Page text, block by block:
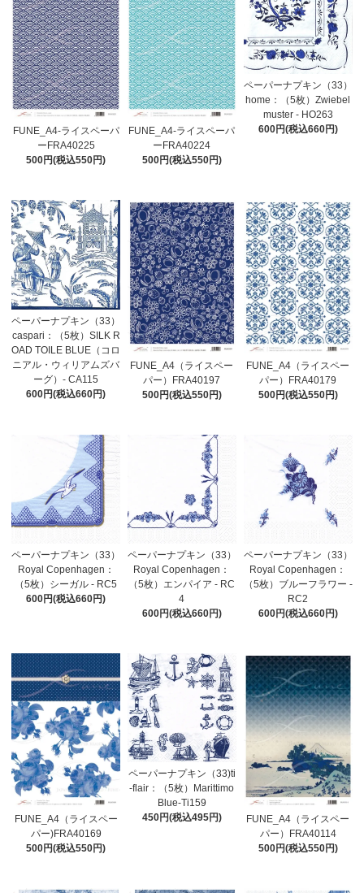
FUNE_A4-ライスペーパ
ーFRA40225
500円(税込550円)
FUNE_A4-ライスペーパ
ーFRA40224
500円(税込550円)
ペーパーナプキン（33）
home：（5枚）Zwiebel
muster - HO263
600円(税込660円)
ペーパーナプキン（33）
caspari：（5枚）SILK R
OAD TOILE BLUE（コロ
ニアル・ウィリアムズバ
ーグ）- CA115
600円(税込660円)
FUNE_A4（ライスペー
パー）FRA40197
500円(税込550円)
FUNE_A4（ライスペー
パー）FRA40179
500円(税込550円)
ペーパーナプキン（33）
Royal Copenhagen：
（5枚）シーガル - RC5
600円(税込660円)
ペーパーナプキン（33）
Royal Copenhagen：
（5枚）エンパイア - RC
4
600円(税込660円)
ペーパーナプキン（33）
Royal Copenhagen：
（5枚）ブルーフラワー -
RC2
600円(税込660円)
FUNE_A4（ライスペー
パー)FRA40169
500円(税込550円)
ペーパーナプキン（33)ti
-flair：（5枚）Marittimo
Blue-Ti159
450円(税込495円)
FUNE_A4（ライスペー
パー）FRA40114
500円(税込550円)